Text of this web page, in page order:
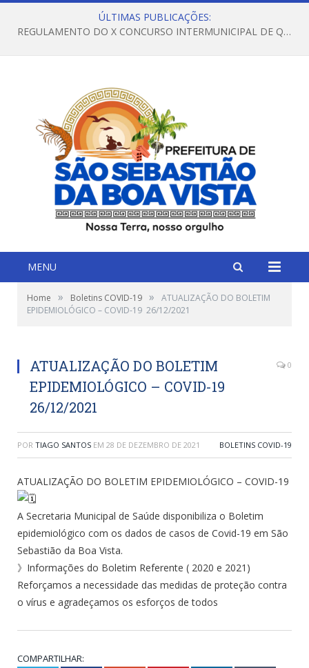
ÚLTIMAS PUBLICAÇÕES:
REGULAMENTO DO X CONCURSO INTERMUNICIPAL DE QUADRILHAS JUNINAS – 2026 – ARRAIÁ DA VENEZA
MENU
Home » Boletins COVID-19 »
ATUALIZAÇÃO DO BOLETIM
EPIDEMIOLÓGICO – COVID-19 26/12/2021
ATUALIZAÇÃO DO BOLETIM
EPIDEMIOLÓGICO – COVID-19
26/12/2021
0
POR TIAGO SANTOS EM 28 DE DEZEMBRO DE 2021 BOLETINS COVID-19
ATUALIZAÇÃO DO BOLETIM EPIDEMIOLÓGICO – COVID-19
A Secretaria Municipal de Saúde disponibiliza o Boletim
epidemiológico com os dados de casos de Covid-19 em São
Sebastião da Boa Vista.
》Informações do Boletim Referente ( 2020 e 2021)
Reforçamos a necessidade das medidas de proteção contra
o vírus e agradeçamos os esforços de todos
COMPARTILHAR: